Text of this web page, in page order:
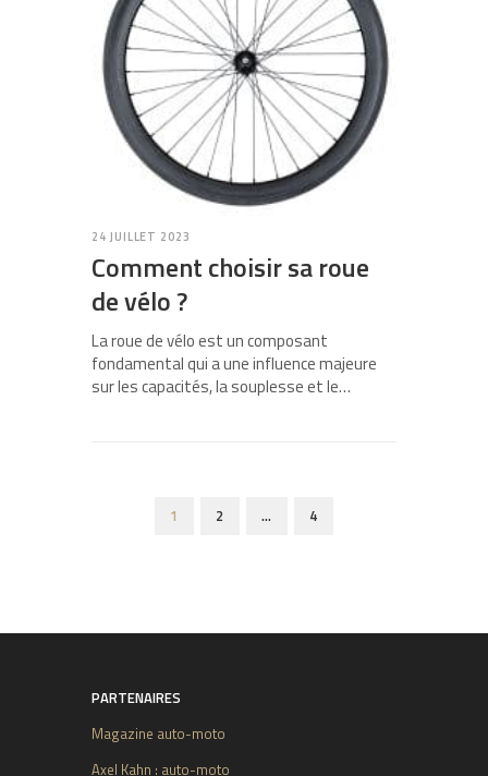
24 JUILLET 2023
Comment choisir sa roue
de vélo ?
La roue de vélo est un composant
fondamental qui a une influence majeure
sur les capacités, la souplesse et le…
1 2 … 4
PARTENAIRES
Magazine auto-moto
Axel Kahn : auto-moto